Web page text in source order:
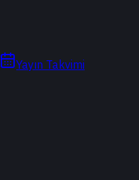
Yayın Takvimi